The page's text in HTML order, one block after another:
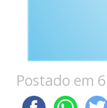
Postado em